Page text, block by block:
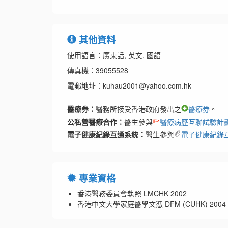
其他資料
使用語言：廣東話, 英文, 國語
傳真機：39055528
電郵地址：kuhau2001@yahoo.com.hk
醫療券： 醫務所接受香港政府發出之 醫療券 。
公私營醫療合作： 醫生參與 醫療病歷互聯試驗計
電子健康紀錄互通系統： 醫生參與 電子健康紀錄
專業資格
香港醫務委員會執照 LMCHK 2002
香港中文大學家庭醫學文憑 DFM (CUHK) 2004